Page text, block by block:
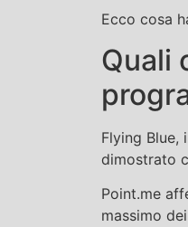
Ecco cosa
Quali
Flying Blue,
dimostrato
Point.me
massimo